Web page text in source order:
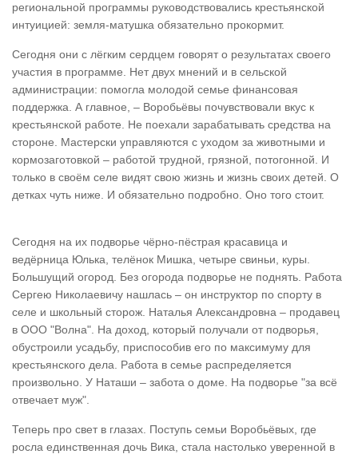
региональной программы руководствовались крестьянской
интуицией: земля-матушка обязательно прокормит.
Сегодня они с лёгким сердцем говорят о результатах своего
участия в программе. Нет двух мнений и в сельской
администрации: помогла молодой семье финансовая
поддержка. А главное, – Воробьёвы почувствовали вкус к
крестьянской работе. Не поехали зарабатывать средства на
стороне. Мастерски управляются с уходом за животными и
кормозаготовкой – работой трудной, грязной, потогонной. И
только в своём селе видят свою жизнь и жизнь своих детей. О
детках чуть ниже. И обязательно подробно. Оно того стоит.
Сегодня на их подворье чёрно-пёстрая красавица и
ведёрница Юлька, телёнок Мишка, четыре свиньи, куры.
Большущий огород. Без огорода подворье не поднять. Работа
Сергею Николаевичу нашлась – он инструктор по спорту в
селе и школьный сторож. Наталья Александровна – продавец
в ООО "Волна". На доход, который получали от подворья,
обустроили усадьбу, приспособив его по максимуму для
крестьянского дела. Работа в семье распределяется
произвольно. У Наташи – забота о доме. На подворье "за всё
отвечает муж".
Теперь про свет в глазах. Поступь семьи Воробьёвых, где
росла единственная дочь Вика, стала настолько уверенной в